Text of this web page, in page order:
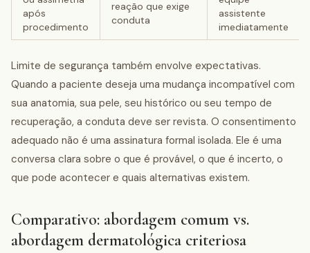
após
procedimento
reação que exige
conduta
assistente
imediatamente
Limite de segurança também envolve expectativas.
Quando a paciente deseja uma mudança incompatível com
sua anatomia, sua pele, seu histórico ou seu tempo de
recuperação, a conduta deve ser revista. O consentimento
adequado não é uma assinatura formal isolada. Ele é uma
conversa clara sobre o que é provável, o que é incerto, o
que pode acontecer e quais alternativas existem.
Comparativo: abordagem comum vs.
abordagem dermatológica criteriosa